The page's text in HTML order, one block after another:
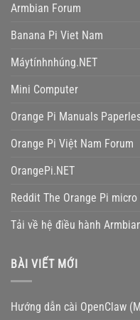
Armbian Forum
Banana Pi Viet Nam
Máytínhnhúng.NET
Mini Computer
Orange Pi Manuals
Orange Pi Việt Nam Forum
OrangePi.NET
Reddit The Orange Pi micro
Tải về hệ điều hành
BÀI VIẾT MỚI
Hướng dẫn cài OpenClaw